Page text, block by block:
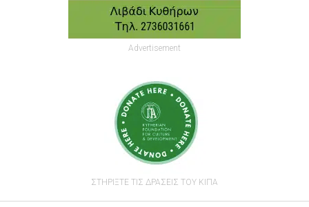
Advertisement
ΣΤΗΡΙΞΤΕ ΤΙΣ ΔΡΑΣΕΙΣ ΤΟΥ ΚΙΠΑ